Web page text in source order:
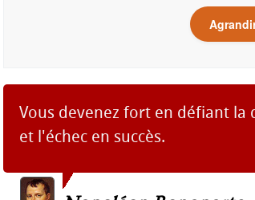
Vous devenez fort en défiant
et l'échec en succès.